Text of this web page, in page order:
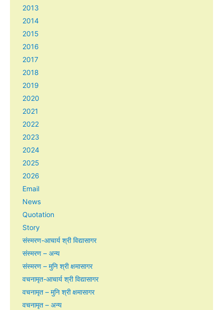
2013
2014
2015
2016
2017
2018
2019
2020
2021
2022
2023
2024
2025
2026
Email
News
Quotation
Story
संस्मरण-आचार्य श्री विद्यासागर
संस्मरण – अन्य
संस्मरण – मुनि श्री क्षमासागर
वचनामृत-आचार्य श्री विद्यासागर
वचनामृत – मुनि श्री क्षमासागर
वचनामृत – अन्य